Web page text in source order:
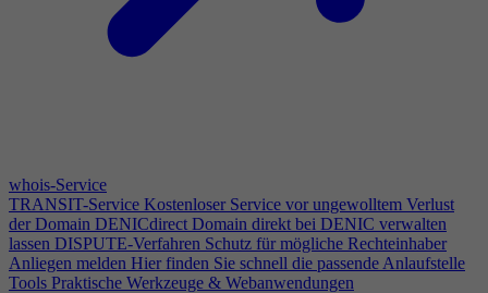
whois-Service
TRANSIT-Service Kostenloser Service vor ungewolltem Verlust
der Domain DENICdirect Domain direkt bei DENIC verwalten
lassen DISPUTE-Verfahren Schutz für mögliche Rechteinhaber
Anliegen melden Hier finden Sie schnell die passende Anlaufstelle
Tools Praktische Werkzeuge & Webanwendungen